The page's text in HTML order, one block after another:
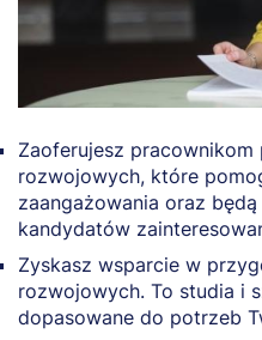
Zaofe­rujesz
rozwojowych, które
zaangażowania oraz
kandydatów
Zyskasz wsparcie w
rozwojowych. To studia i
dopasowane do potrzeb